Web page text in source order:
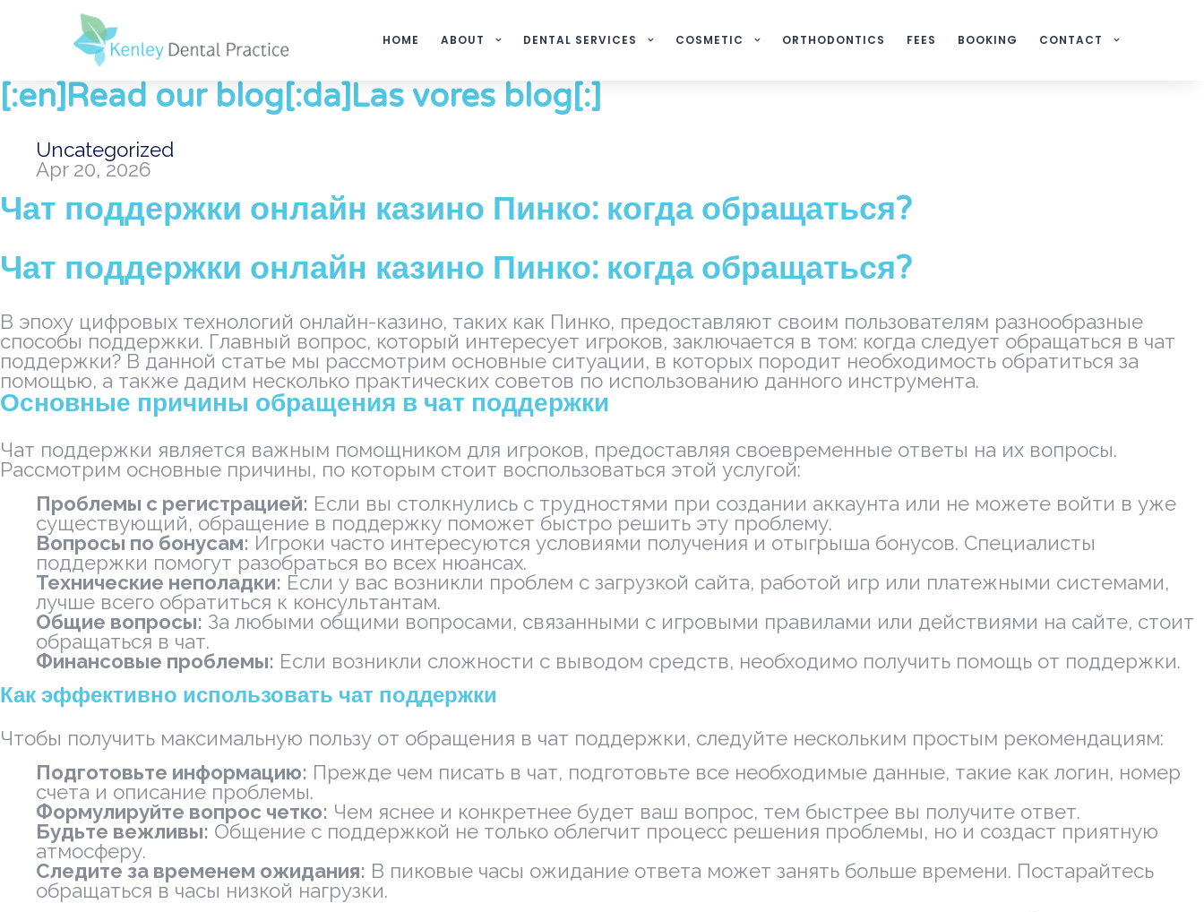
HOME ABOUT DENTAL SERVICES COSMETIC ORTHODONTICS FEES BOOKING CONTACT
[:en]Read our blog[:da]Las vores blog[:]
Uncategorized
Apr 20, 2026
Чат поддержки онлайн казино Пинко: когда обращаться?
Чат поддержки онлайн казино Пинко: когда обращаться?
В эпоху цифровых технологий онлайн-казино, таких как Пинко, предоставляют своим пользователям разнообразные
способы поддержки. Главный вопрос, который интересует игроков, заключается в том: когда следует обращаться в чат
поддержки? В данной статье мы рассмотрим основные ситуации, в которых породит необходимость обратиться за
помощью, а также дадим несколько практических советов по использованию данного инструмента.
Основные причины обращения в чат поддержки
Чат поддержки является важным помощником для игроков, предоставляя своевременные ответы на их вопросы.
Рассмотрим основные причины, по которым стоит воспользоваться этой услугой:
Проблемы с регистрацией: Если вы столкнулись с трудностями при создании аккаунта или не можете войти в уже
существующий, обращение в поддержку поможет быстро решить эту проблему.
Вопросы по бонусам: Игроки часто интересуются условиями получения и отыгрыша бонусов. Специалисты
поддержки помогут разобраться во всех нюансах.
Технические неполадки: Если у вас возникли проблем с загрузкой сайта, работой игр или платежными системами,
лучше всего обратиться к консультантам.
Общие вопросы: За любыми общими вопросами, связанными с игровыми правилами или действиями на сайте, стоит
обращаться в чат.
Финансовые проблемы: Если возникли сложности с выводом средств, необходимо получить помощь от поддержки.
Как эффективно использовать чат поддержки
Чтобы получить максимальную пользу от обращения в чат поддержки, следуйте нескольким простым рекомендациям:
Подготовьте информацию: Прежде чем писать в чат, подготовьте все необходимые данные, такие как логин, номер
счета и описание проблемы.
Формулируйте вопрос четко: Чем яснее и конкретнее будет ваш вопрос, тем быстрее вы получите ответ.
Будьте вежливы: Общение с поддержкой не только облегчит процесс решения проблемы, но и создаст приятную
атмосферу.
Следите за временем ожидания: В пиковые часы ожидание ответа может занять больше времени. Постарайтесь
обращаться в часы низкой нагрузки.